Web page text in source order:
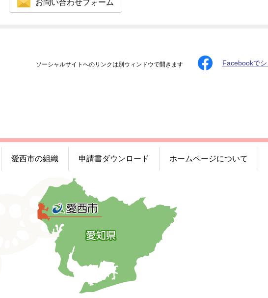
お問い合わせフォーム
ソーシャルサイトへのリンクは別ウィンドウで開きます Facebookで
愛西市の組織 申請書ダウンロード ホームページについて